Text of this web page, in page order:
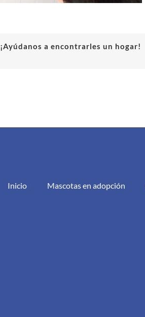
¡Ayúdanos a encontrarles un hogar!
Inicio Mascotas en adopción